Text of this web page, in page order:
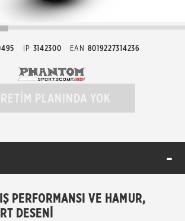
IP 3142300 EAN 8019227314236
PLANINDA YOK
PERFORMANSI VE HAMUR,
DESENİ